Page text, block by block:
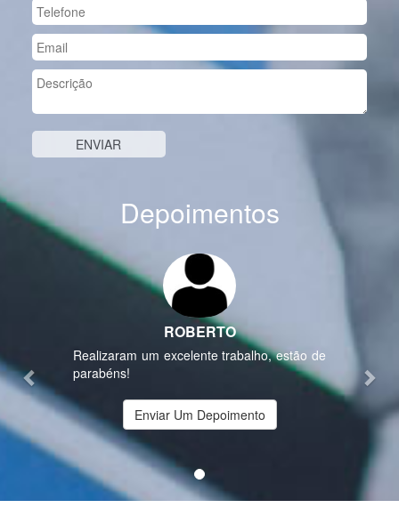
Depoimentos
ROBERTO
Realizaram um excelente trabalho, estão de
parabéns!
Previous
Enviar Um Depoimento